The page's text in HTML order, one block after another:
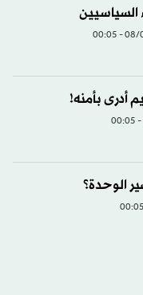
السياسيين
أدرى بأمنه!
الوحدة؟